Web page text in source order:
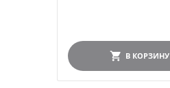
В КОРЗИНУ